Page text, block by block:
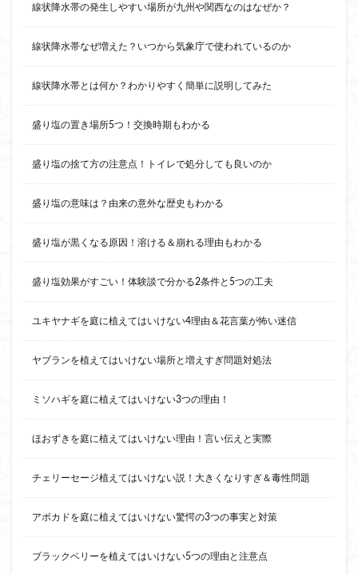
線状降水帯の発生しやすい場所が九州や関西なのはなぜか？
線状降水帯なぜ増えた？いつから気象庁で使われているのか
線状降水帯とは何か？わかりやすく簡単に説明してみた
盛り塩の置き場所5つ！交換時期もわかる
盛り塩の捨て方の注意点！トイレで処分しても良いのか
盛り塩の意味は？由来の意外な歴史もわかる
盛り塩が黒くなる原因！溶ける＆崩れる理由もわかる
盛り塩効果がすごい！体験談で分かる2条件と5つの工夫
ユキヤナギを庭に植えてはいけない4理由＆花言葉が怖い迷信
ヤブランを植えてはいけない場所と増えすぎ問題対処法
ミソハギを庭に植えてはいけない3つの理由！
ほおずきを庭に植えてはいけない理由！言い伝えと実際
チェリーセージ植えてはいけない説！大きくなりすぎ＆毒性問題
アボカドを庭に植えてはいけない驚愕の3つの事実と対策
ブラックベリーを植えてはいけない5つの理由と注意点